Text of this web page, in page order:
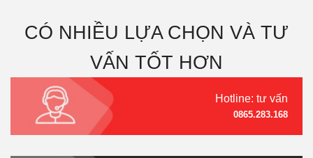
CÓ NHIỀU LỰA CHỌN VÀ TƯ
VẤN TỐT HƠN
Hotline: tư vấn
0865.283.168